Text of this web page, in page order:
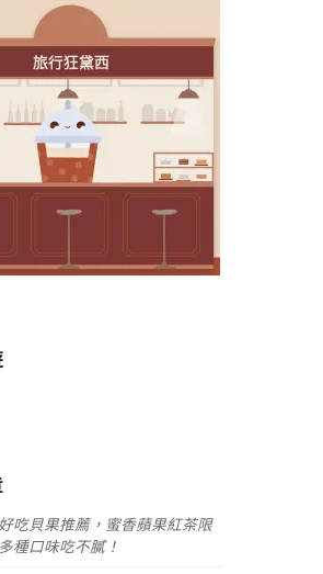
吃貝果推薦，蜜香蘋果紅茶限
種口味吃不膩！